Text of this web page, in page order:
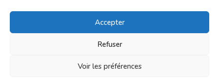
Accepter
Refuser
Voir les préférences